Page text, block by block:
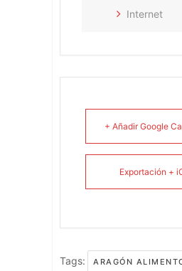
Internet
+ Añadir Google
Exportación +
Tags: ARAGÓN